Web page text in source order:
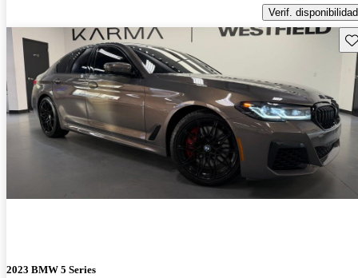
Verif. disponibilidad
2023 BMW 5 Series